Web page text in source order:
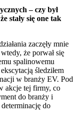
– czy był
stały się one tak
zaczęły mnie
że porwał się
spalinowemu
śledziłem
w branży EV. Pod
akcje tej firmy, co
do branży i
do